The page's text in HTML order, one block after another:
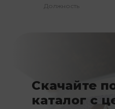
Должность
Скачайте
каталог с